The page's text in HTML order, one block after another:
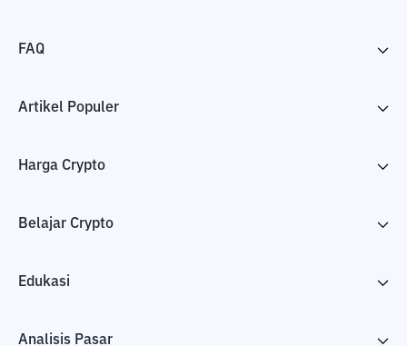
FAQ
Artikel Populer
Harga Crypto
Belajar Crypto
Edukasi
Analisis Pasar